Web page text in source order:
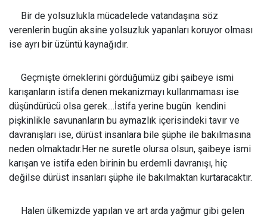
Bir de yolsuzlukla mücadelede vatandaşına söz
verenlerin bugün aksine yolsuzluk yapanları koruyor olması
ise ayrı bir üzüntü kaynağıdır.
Geçmişte örneklerini gördüğümüz gibi şaibeye ismi
karışanların istifa denen mekanizmayı kullanmaması ise
düşündürücü olsa gerek....İstifa yerine bugün kendini
pişkinlikle savunanların bu aymazlık içerisindeki tavır ve
davranışları ise, dürüst insanlara bile şüphe ile bakılmasına
neden olmaktadır.Her ne suretle olursa olsun, şaibeye ismi
karışan ve istifa eden birinin bu erdemli davranışı, hiç
değilse dürüst insanları şüphe ile bakılmaktan kurtaracaktır.
Halen ülkemizde yapılan ve art arda yağmur gibi gelen